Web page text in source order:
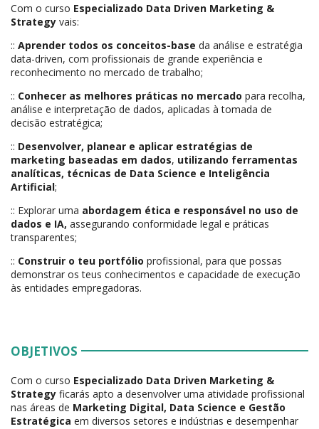
Com o curso Especializado Data Driven Marketing &
Strategy vais:
:: Aprender todos os conceitos-base da análise e estratégia
data-driven, com profissionais de grande experiência e
reconhecimento no mercado de trabalho;
:: Conhecer as melhores práticas no mercado para recolha,
análise e interpretação de dados, aplicadas à tomada de
decisão estratégica;
:: Desenvolver, planear e aplicar estratégias de
marketing baseadas em dados, utilizando ferramentas
analíticas, técnicas de Data Science e Inteligência
Artificial;
:: Explorar uma abordagem ética e responsável no uso de
dados e IA, assegurando conformidade legal e práticas
transparentes;
:: Construir o teu portfólio profissional, para que possas
demonstrar os teus conhecimentos e capacidade de execução
às entidades empregadoras.
OBJETIVOS
Com o curso Especializado Data Driven Marketing &
Strategy ficarás apto a desenvolver uma atividade profissional
nas áreas de Marketing Digital, Data Science e Gestão
Estratégica em diversos setores e indústrias e desempenhar